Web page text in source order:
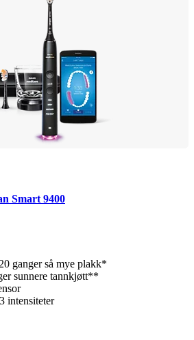
Smart 9400
ganger så mye plakk*
sunnere tannkjøtt**
intensiteter